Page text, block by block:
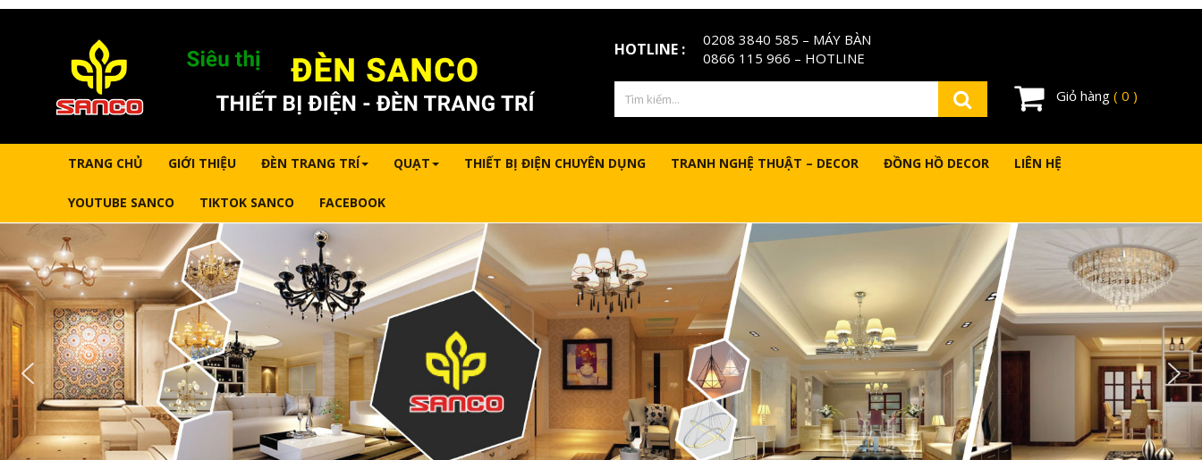
HOTLINE : 0208 3840 585 – MÁY BÀN
0866 115 966 – HOTLINE
Giỏ hàng ( 0 )
TRANG CHỦ GIỚI THIỆU ĐÈN TRANG TRÍ QUẠT THIẾT BỊ ĐIỆN CHUYÊN DỤNG TRANH NGHỆ THUẬT – DECOR ĐỒNG HỒ DECOR LIÊN HỆ
YOUTUBE SANCO TIKTOK SANCO FACEBOOK